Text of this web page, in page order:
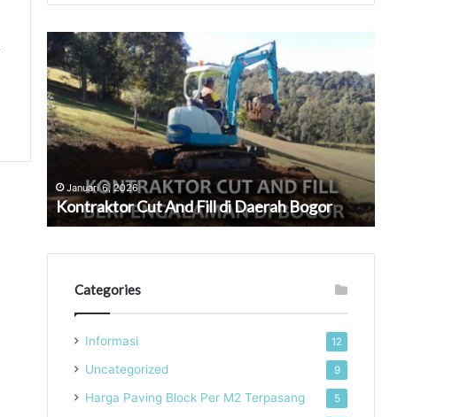
Kontraktor
Cut
And
Fill
di
Daerah
Bogor
Januari 6, 2026
Kontraktor Cut And Fill di Daerah Bogor
Paving
Block
Tulang
Bawang
Categories
Informasi 12
Uncategorized 9
Harga Paving Block Per M2 Terpasang 5